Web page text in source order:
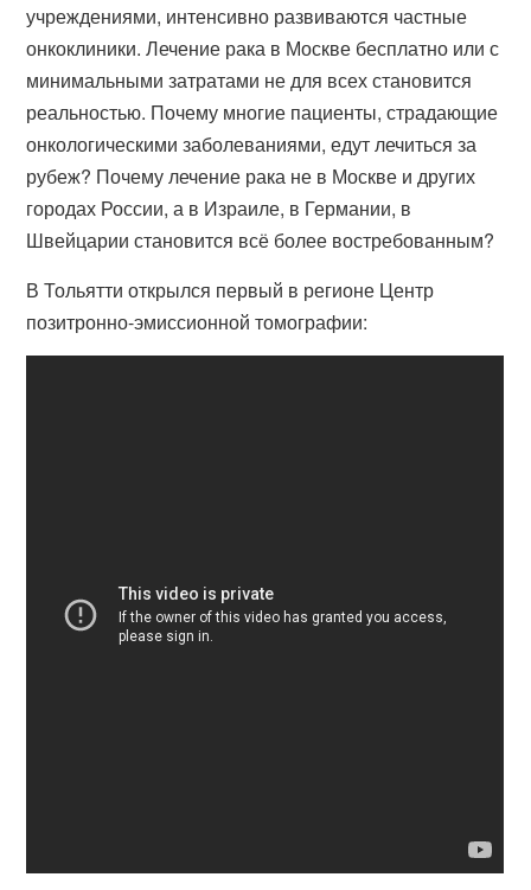
учреждениями, интенсивно развиваются частные
онкоклиники. Лечение рака в Москве бесплатно или с
минимальными затратами не для всех становится
реальностью. Почему многие пациенты, страдающие
онкологическими заболеваниями, едут лечиться за
рубеж? Почему лечение рака не в Москве и других
городах России, а в Израиле, в Германии, в
Швейцарии становится всё более востребованным?
В Тольятти открылся первый в регионе Центр
позитронно-эмиссионной томографии: